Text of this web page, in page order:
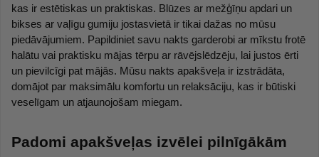
kas ir estētiskas un praktiskas. Blūzes ar mežģīņu apdari un
bikses ar vaļīgu gumiju jostasvietā ir tikai dažas no mūsu
piedāvājumiem. Papildiniet savu nakts garderobi ar mīkstu frotē
halātu vai praktisku mājas tērpu ar rāvējslēdzēju, lai justos ērti
un pievilcīgi pat mājās. Mūsu nakts apakšveļa ir izstrādāta,
domājot par maksimālu komfortu un relaksāciju, kas ir būtiski
veselīgam un atjaunojošam miegam.
Padomi apakšveļas izvēlei pilnīgākām